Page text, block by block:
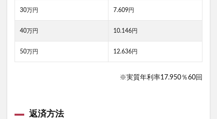
30万円 7.609円
40万円 10.146円
50万円 12.636円
※実質年利率17.950％60回
返済方法